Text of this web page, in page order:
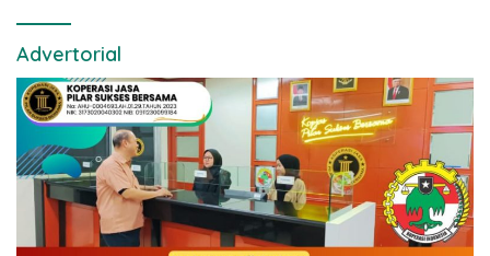
Advertorial